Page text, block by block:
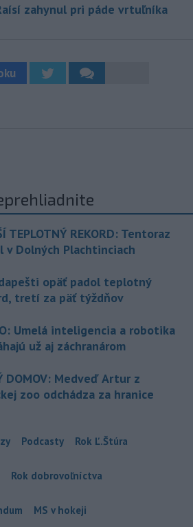
zahynul pri páde vrtuľníka
TEPLOTNÝ REKORD: Tentoraz
v Dolných Plachtinciach
opäť padol teplotný
tretí za päť týždňov
Umelá inteligencia a robotika
už aj záchranárom
DOMOV: Medveď Artur z
zoo odchádza za hranice
Podcasty Rok Ľ.Štúra
Rok dobrovoľníctva
MS v hokeji